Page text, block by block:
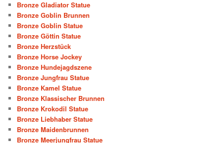
Bronze Gladiator Statue
Bronze Goblin Brunnen
Bronze Goblin Statue
Bronze Göttin Statue
Bronze Herzstück
Bronze Horse Jockey
Bronze Hundejagdszene
Bronze Jungfrau Statue
Bronze Kamel Statue
Bronze Klassischer Brunnen
Bronze Krokodil Statue
Bronze Liebhaber Statue
Bronze Maidenbrunnen
Bronze Meerjungfrau Statue